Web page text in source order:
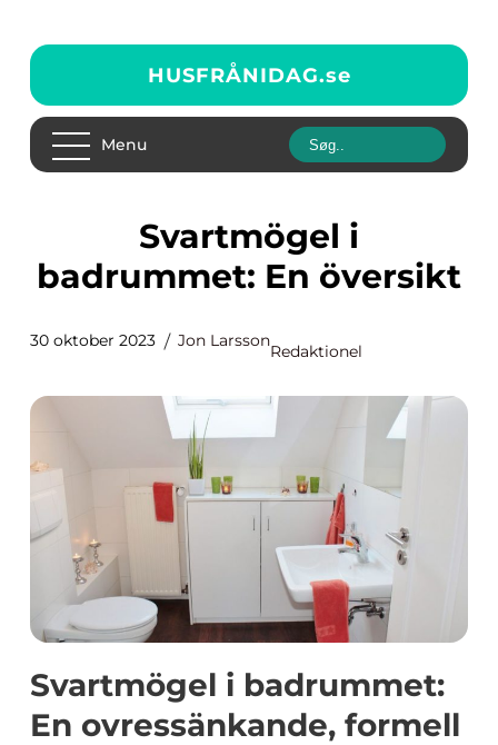
HUSFRÅNIDAG.se
Menu
Svartmögel i
badrummet: En översikt
30 oktober 2023 Jon Larsson
Redaktionel
Svartmögel i badrummet:
En ovressänkande, formell